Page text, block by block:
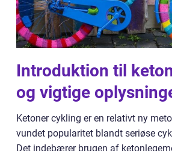
Introduktion til
og vigtige
Ketoner cykling er en relativt ny
vundet popularitet blandt seriøse
Det indebærer brugen af